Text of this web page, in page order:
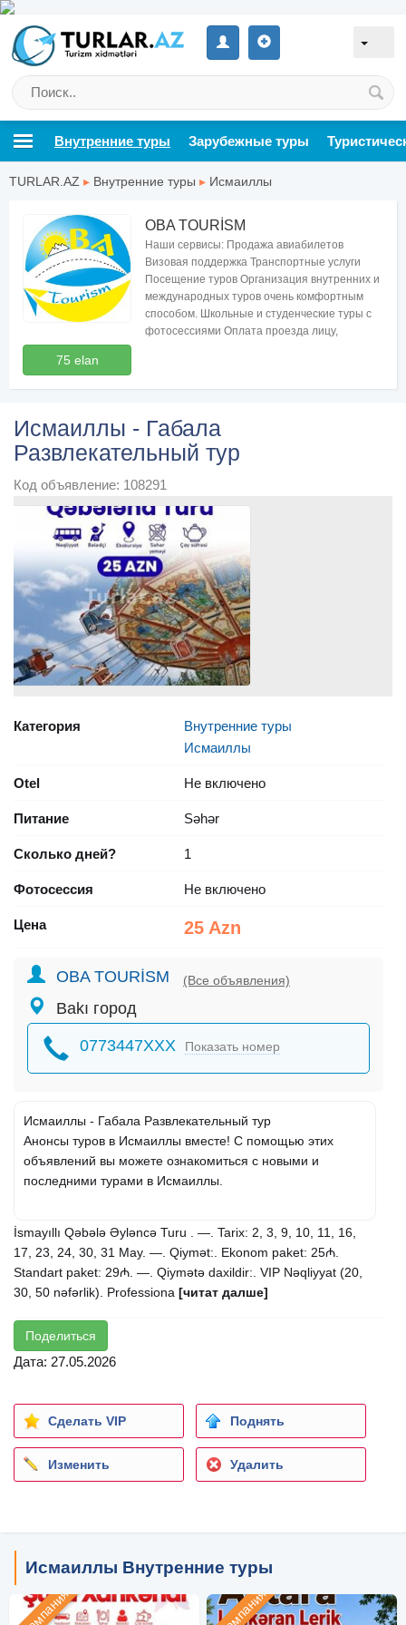
Внутренние туры Зарубежные туры
TURLAR.AZ ▸ Внутренние туры ▸ Исмаиллы
75 elan
OBA TOURİSM
Наши сервисы: Продажа авиабилетов
Визовая поддержка Транспортные услуги
Посещение туров Организация внутренних и
международных туров очень комфортным
способом. Школьные и студенческие туры с
фотосессиями Оплата проезда лицу,
Исмаиллы - Габала
Развлекательный тур
Код объявление: 108291
Категория
Внутренние туры
Исмаиллы
Otel Не включено
Питание Səhər
Сколько дней? 1
Фотосессия Не включено
Цена 25 Azn
OBA TOURİSM (Все объявления)
Bakı город
0773447XXX Показать номер
Исмаиллы - Габала Развлекательный тур
Анонсы туров в Исмаиллы вместе! С помощью этих
объявлений вы можете ознакомиться с новыми и
последними турами в Исмаиллы.
İsmayıllı Qəbələ Əyləncə Turu . —. Tarix: 2, 3, 9, 10, 11, 16,
17, 23, 24, 30, 31 May. —. Qiymət:. Ekonom paket: 25₼.
Standart paket: 29₼. —. Qiymətə daxildir:. VIP Nəqliyyat (20,
30, 50 nəfərlik). Professiona [читат далше]
Поделиться
Дата: 27.05.2026
Сделать VIP Поднять
Изменить Удалить
Исмаиллы Внутренние туры
Компания Компания